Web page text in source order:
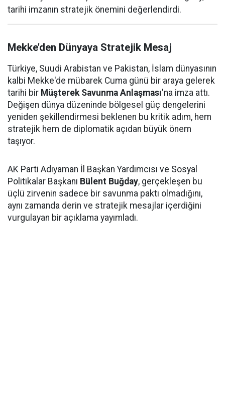
tarihi imzanın stratejik önemini değerlendirdi.
Mekke’den Dünyaya Stratejik Mesaj
Türkiye, Suudi Arabistan ve Pakistan, İslam dünyasının
kalbi Mekke'de mübarek Cuma günü bir araya gelerek
tarihi bir Müşterek Savunma Anlaşması'na imza attı.
Değişen dünya düzeninde bölgesel güç dengelerini
yeniden şekillendirmesi beklenen bu kritik adım, hem
stratejik hem de diplomatik açıdan büyük önem
taşıyor.
AK Parti Adıyaman İl Başkan Yardımcısı ve Sosyal
Politikalar Başkanı Bülent Buğday, gerçekleşen bu
üçlü zirvenin sadece bir savunma paktı olmadığını,
aynı zamanda derin ve stratejik mesajlar içerdiğini
vurgulayan bir açıklama yayımladı.